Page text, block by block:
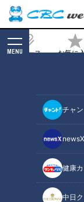
ニュース お気に
MENU
チャン
健康
中日
プレッシャ
までの苦
2021/09/22 16:50